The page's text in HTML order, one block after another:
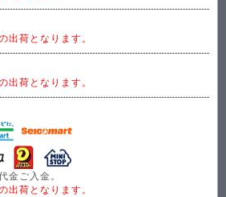
出荷となります。
出荷となります。
金ご入金。
出荷となります。